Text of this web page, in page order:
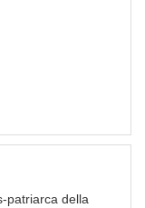
patriarca della